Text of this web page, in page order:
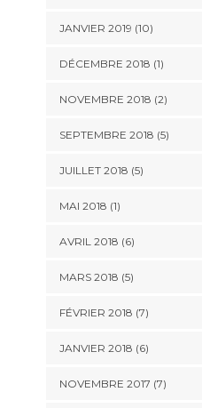
JANVIER 2019 (10)
DÉCEMBRE 2018 (1)
NOVEMBRE 2018 (2)
SEPTEMBRE 2018 (5)
JUILLET 2018 (5)
MAI 2018 (1)
AVRIL 2018 (6)
MARS 2018 (5)
FÉVRIER 2018 (7)
JANVIER 2018 (6)
NOVEMBRE 2017 (7)